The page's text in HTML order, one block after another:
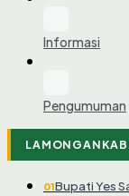
Informasi
Pengumuman
01Bupati Yes